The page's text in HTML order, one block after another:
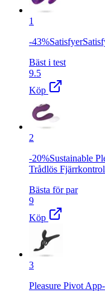
1
-
Bäst i test
9.5
Köp
2
-20%Sustainable
Trådlös
Bästa för par
9
Köp
3
Pleasure Pivot